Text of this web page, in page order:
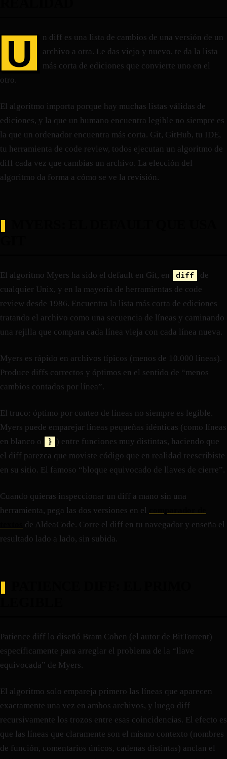
U
n diff es una lista de cambios de una versión de un
archivo a otra. Le das viejo y nuevo, te da la lista
más corta de ediciones que convierte uno en el
otro.
El algoritmo importa porque hay muchas listas válidas de
ediciones, y la que un humano encuentra legible no siempre es
la que un ordenador encuentra más corta. Git, GitHub, tu IDE,
tu herramienta de code review, todos ejecutan un algoritmo de
diff cada vez que cambias un archivo. La elección del
algoritmo da forma a cómo se ve la revisión.
El algoritmo Myers ha sido el default en Git, en diff
de
cualquier Unix, y en la mayoría de herramientas de code
review desde 1986. Encuentra la lista más corta de ediciones
tratando el archivo como una secuencia de líneas y caminando
una rejilla que compara cada línea vieja con cada línea nueva.
Myers es rápido en archivos típicos (menos de 10.000 líneas).
Produce diffs correctos y óptimos en el sentido de “menos
cambios contados por línea”.
El truco: óptimo por conteo de líneas no siempre es legible.
Myers puede emparejar líneas pequeñas idénticas (como líneas
en blanco o
} ) entre funciones muy distintas, haciendo que
el diff parezca que moviste código que en realidad reescribiste
en su sitio. El famoso “bloque equivocado de llaves de cierre”.
Cuando quieras inspeccionar un diff a mano sin una
herramienta, pega las dos versiones en el
de AldeaCode. Corre el diff en tu navegador y enseña el
resultado lado a lado, sin subida.
Patience diff lo diseñó Bram Cohen (el autor de BitTorrent)
específicamente para arreglar el problema de la “llave
equivocada” de Myers.
El algoritmo solo empareja primero las líneas que aparecen
exactamente una vez en ambos archivos, y luego diff
recursivamente los trozos entre esas coincidencias. El efecto es
que las líneas que claramente son el mismo contexto (nombres
de función, comentarios únicos, cadenas distintas) anclan el